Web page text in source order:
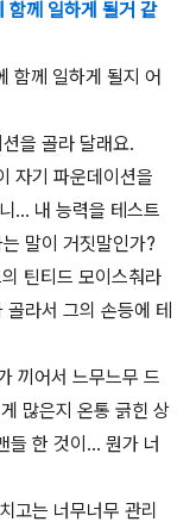
함께 일하게 될거 같
함께 일하게 될지 어
을 골라 달래요.
자기 파운데이션을
... 내 능력을 테스트
말이 거짓말인가?
틴티드 모이스춰라
라서 그의 손등에 테
끼어서 느무느무 드
많은지 온통 긁힌 상
들 한 것이... 뭔가 너
고는 너무너무 관리